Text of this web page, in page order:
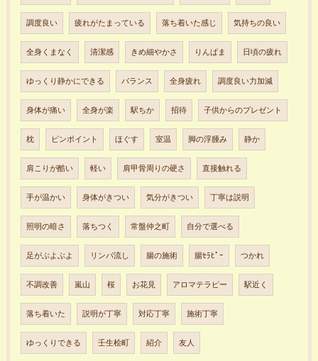
調度良い 疲れがたまっている 落ち着いた感じ 気持ちの良い
全身くまなく 清潔感 きめ細やかさ りんぱま 日頃の疲れ
ゆっくり静かにできる バランス 全身疲れ 調度良い力加減
身体が痛い 全身が楽 駅ちか 招待 子供からのプレゼント
枕 ピンポイント ほぐす 室温 脚の浮腫み 静か
肩こりが酷い 軽い 肩甲骨周りの硬さ 直接触れる
手が温かい 身体がきつい 気分がきつい 丁寧は説明
照明の暗さ 落ちつく 常盤仲之町 自分で選べる
足がぶよぶよ リンパ流し 腸の施術 腸ｾﾗﾋﾟｰ つかれ
不調改善 嵐山 桜 お花見 アロマテラピー 駅近く
落ち着いた 説明が丁寧 対応丁寧 施術丁寧
ゆっくりできる 壬生桧町 紹介 友人